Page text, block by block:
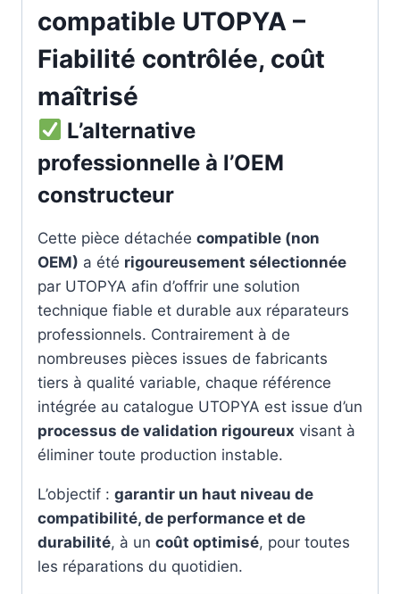
compatible UTOPYA –
Fiabilité contrôlée, coût
maîtrisé
L’alternative
professionnelle à l’OEM
constructeur
Cette pièce détachée compatible (non
OEM) a été rigoureusement sélectionnée
par UTOPYA afin d’offrir une solution
technique fiable et durable aux réparateurs
professionnels. Contrairement à de
nombreuses pièces issues de fabricants
tiers à qualité variable, chaque référence
intégrée au catalogue UTOPYA est issue d’un
processus de validation rigoureux visant à
éliminer toute production instable.
L’objectif : garantir un haut niveau de
compatibilité, de performance et de
durabilité, à un coût optimisé, pour toutes
les réparations du quotidien.